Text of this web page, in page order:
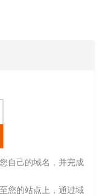
自己的域名，并完成
您的站点上，通过域